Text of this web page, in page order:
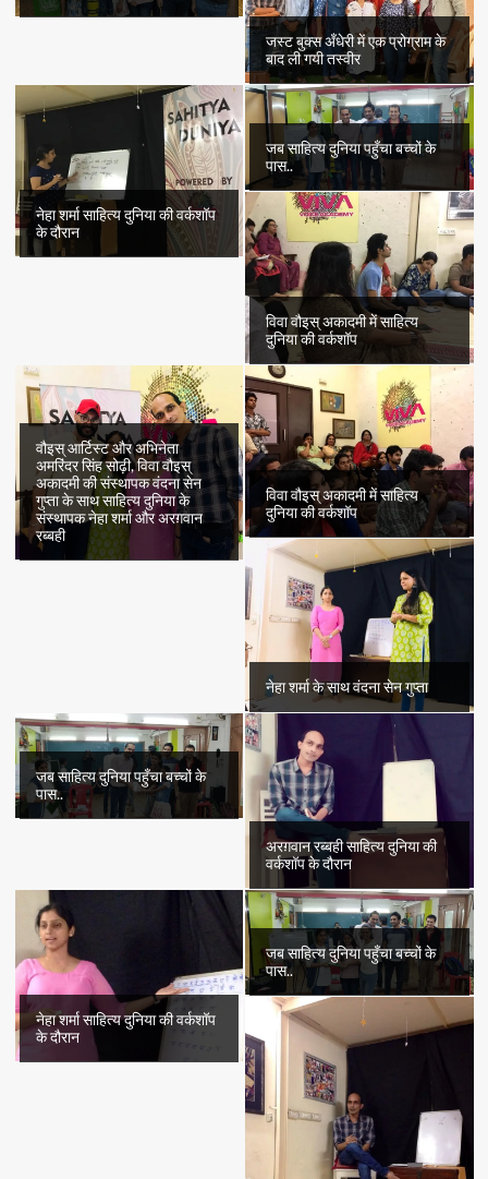
जस्ट बुक्स अँधेरी में एक प्रोग्राम के
बाद ली गयी तस्वीर
नेहा शर्मा साहित्य दुनिया की वर्कशॉप
के दौरान
जब साहित्य दुनिया पहुँचा बच्चों के
पास..
विवा वौइस् अकादमी में साहित्य
दुनिया की वर्कशॉप
वौइस् आर्टिस्ट और अभिनेता
अमरिंदर सिंह सोढ़ी, विवा वौइस्
अकादमी की संस्थापक वंदना सेन
गुप्ता के साथ साहित्य दुनिया के
संस्थापक नेहा शर्मा और अरग़वान
रब्बही
विवा वौइस् अकादमी में साहित्य
दुनिया की वर्कशॉप
नेहा शर्मा के साथ वंदना सेन गुप्ता
जब साहित्य दुनिया पहुँचा बच्चों के
पास..
अरग़वान रब्बही साहित्य दुनिया की
वर्कशॉप के दौरान
नेहा शर्मा साहित्य दुनिया की वर्कशॉप
के दौरान
जब साहित्य दुनिया पहुँचा बच्चों के
पास..